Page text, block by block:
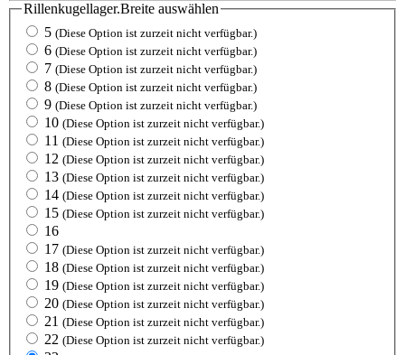
Rillenkugellager.Breite auswählen
5 (Diese Option ist zurzeit nicht verfügbar.)
6 (Diese Option ist zurzeit nicht verfügbar.)
7 (Diese Option ist zurzeit nicht verfügbar.)
8 (Diese Option ist zurzeit nicht verfügbar.)
9 (Diese Option ist zurzeit nicht verfügbar.)
10 (Diese Option ist zurzeit nicht verfügbar.)
11 (Diese Option ist zurzeit nicht verfügbar.)
12 (Diese Option ist zurzeit nicht verfügbar.)
13 (Diese Option ist zurzeit nicht verfügbar.)
14 (Diese Option ist zurzeit nicht verfügbar.)
15 (Diese Option ist zurzeit nicht verfügbar.)
16
17 (Diese Option ist zurzeit nicht verfügbar.)
18 (Diese Option ist zurzeit nicht verfügbar.)
19 (Diese Option ist zurzeit nicht verfügbar.)
20 (Diese Option ist zurzeit nicht verfügbar.)
21 (Diese Option ist zurzeit nicht verfügbar.)
22 (Diese Option ist zurzeit nicht verfügbar.)